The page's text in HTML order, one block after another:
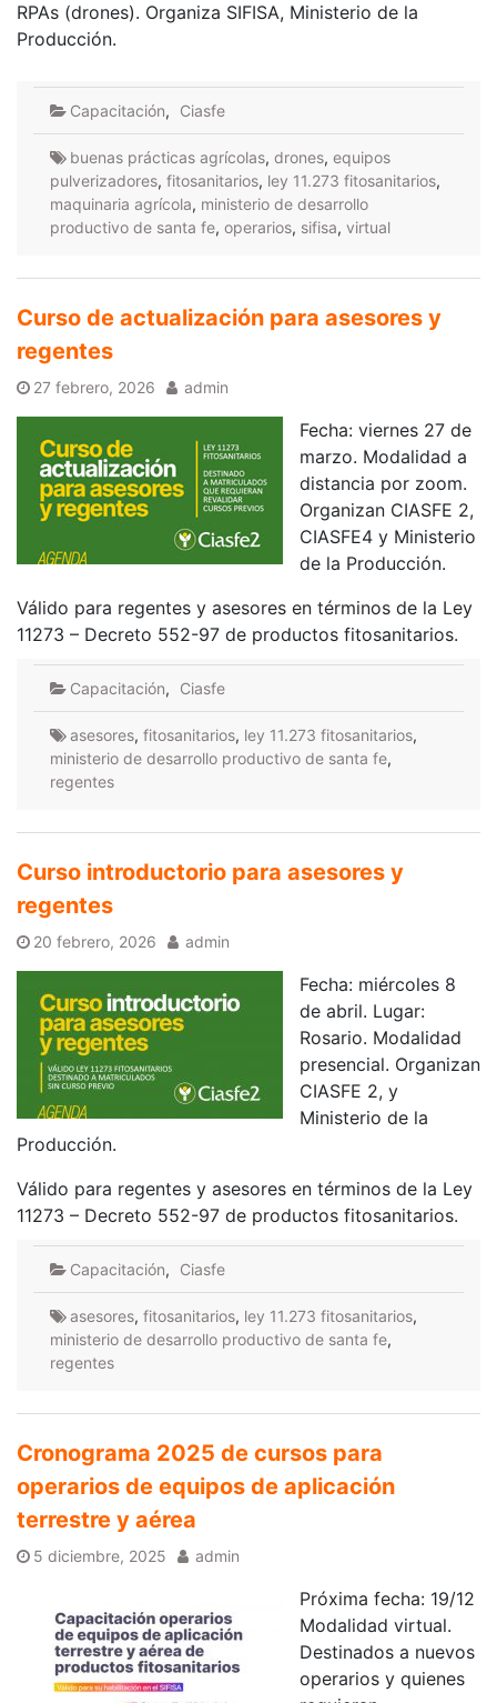
RPAs (drones). Organiza SIFISA, Ministerio de la
Producción.
Capacitación, Ciasfe
buenas prácticas agrícolas, drones, equipos
pulverizadores, fitosanitarios, ley 11.273 fitosanitarios,
maquinaria agrícola, ministerio de desarrollo
productivo de santa fe, operarios, sifisa, virtual
Curso de actualización para asesores y
regentes
27 febrero, 2026 admin
Fecha: viernes 27 de
marzo. Modalidad a
distancia por zoom.
Organizan CIASFE 2,
CIASFE4 y Ministerio
de la Producción.
Válido para regentes y asesores en términos de la Ley
11273 – Decreto 552-97 de productos fitosanitarios.
Capacitación, Ciasfe
asesores, fitosanitarios, ley 11.273 fitosanitarios,
ministerio de desarrollo productivo de santa fe,
regentes
Curso introductorio para asesores y
regentes
20 febrero, 2026 admin
Fecha: miércoles 8
de abril. Lugar:
Rosario. Modalidad
presencial. Organizan
CIASFE 2, y
Ministerio de la
Producción.
Válido para regentes y asesores en términos de la Ley
11273 – Decreto 552-97 de productos fitosanitarios.
Capacitación, Ciasfe
asesores, fitosanitarios, ley 11.273 fitosanitarios,
ministerio de desarrollo productivo de santa fe,
regentes
Cronograma 2025 de cursos para
operarios de equipos de aplicación
terrestre y aérea
5 diciembre, 2025 admin
Próxima fecha: 19/12
Modalidad virtual.
Destinados a nuevos
operarios y quienes